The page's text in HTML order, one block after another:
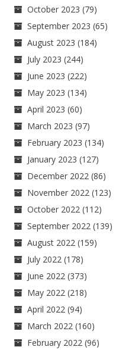
October 2023 (79)
September 2023 (65)
August 2023 (184)
July 2023 (244)
June 2023 (222)
May 2023 (134)
April 2023 (60)
March 2023 (97)
February 2023 (134)
January 2023 (127)
December 2022 (86)
November 2022 (123)
October 2022 (112)
September 2022 (139)
August 2022 (159)
July 2022 (178)
June 2022 (373)
May 2022 (218)
April 2022 (94)
March 2022 (160)
February 2022 (96)